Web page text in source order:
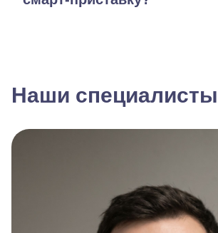
Наши специалисты